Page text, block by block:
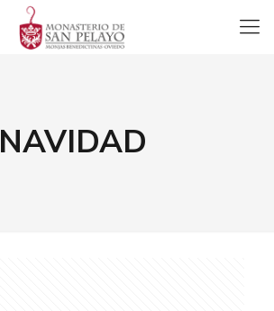
NAVIDAD